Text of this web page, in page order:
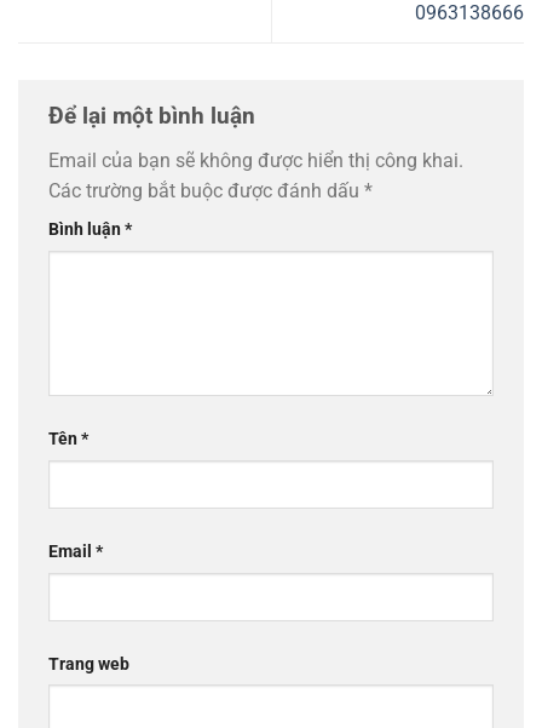
0963138666
Để lại một bình luận
Email của bạn sẽ không được hiển thị công khai.
Các trường bắt buộc được đánh dấu *
Bình luận*
Tên*
Email *
Trang web